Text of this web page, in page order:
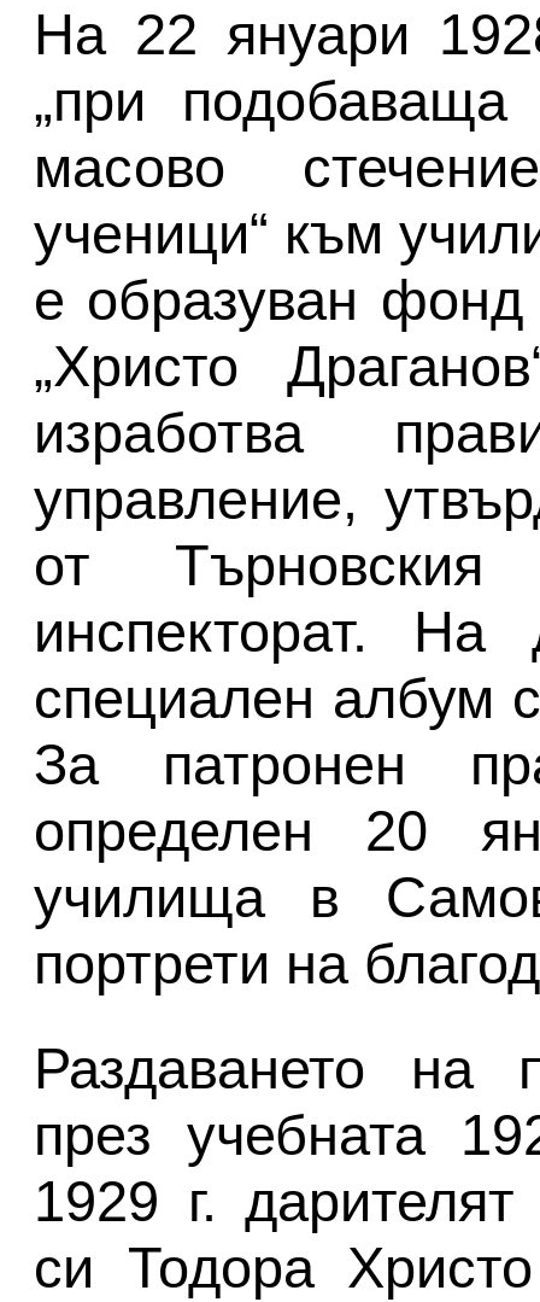
На 22 януари
„при
масово
ученици“ към
е образуван
„Христо
изработва
управление,
от
инспекторат. На
специален албум
За патронен
определен 20
училища в
портрети на
Раздаването на
през учебната
1929 г.
си Тодора